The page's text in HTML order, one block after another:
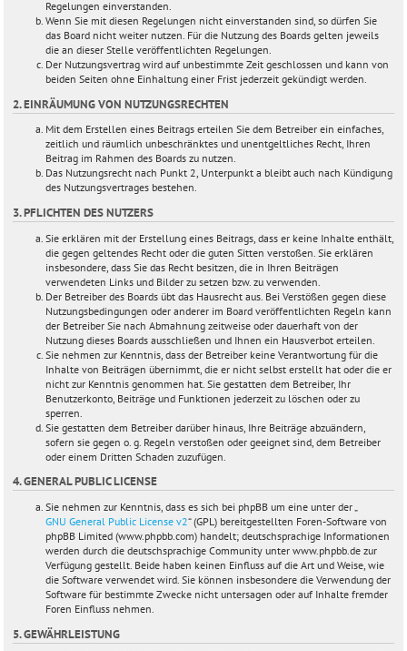
Regelungen einverstanden.
Wenn Sie mit diesen Regelungen nicht einverstanden sind, so dürfen Sie
das Board nicht weiter nutzen. Für die Nutzung des Boards gelten jeweils
die an dieser Stelle veröffentlichten Regelungen.
Der Nutzungsvertrag wird auf unbestimmte Zeit geschlossen und kann von
beiden Seiten ohne Einhaltung einer Frist jederzeit gekündigt werden.
2. EINRÄUMUNG VON NUTZUNGSRECHTEN
Mit dem Erstellen eines Beitrags erteilen Sie dem Betreiber ein einfaches,
zeitlich und räumlich unbeschränktes und unentgeltliches Recht, Ihren
Beitrag im Rahmen des Boards zu nutzen.
Das Nutzungsrecht nach Punkt 2, Unterpunkt a bleibt auch nach Kündigung
des Nutzungsvertrages bestehen.
3. PFLICHTEN DES NUTZERS
Sie erklären mit der Erstellung eines Beitrags, dass er keine Inhalte enthält,
die gegen geltendes Recht oder die guten Sitten verstoßen. Sie erklären
insbesondere, dass Sie das Recht besitzen, die in Ihren Beiträgen
verwendeten Links und Bilder zu setzen bzw. zu verwenden.
Der Betreiber des Boards übt das Hausrecht aus. Bei Verstößen gegen diese
Nutzungsbedingungen oder anderer im Board veröffentlichten Regeln kann
der Betreiber Sie nach Abmahnung zeitweise oder dauerhaft von der
Nutzung dieses Boards ausschließen und Ihnen ein Hausverbot erteilen.
Sie nehmen zur Kenntnis, dass der Betreiber keine Verantwortung für die
Inhalte von Beiträgen übernimmt, die er nicht selbst erstellt hat oder die er
nicht zur Kenntnis genommen hat. Sie gestatten dem Betreiber, Ihr
Benutzerkonto, Beiträge und Funktionen jederzeit zu löschen oder zu
sperren.
Sie gestatten dem Betreiber darüber hinaus, Ihre Beiträge abzuändern,
sofern sie gegen o. g. Regeln verstoßen oder geeignet sind, dem Betreiber
oder einem Dritten Schaden zuzufügen.
4. GENERAL PUBLIC LICENSE
Sie nehmen zur Kenntnis, dass es sich bei phpBB um eine unter der „
GNU General Public License v2“ (GPL) bereitgestellten Foren-Software von
phpBB Limited (www.phpbb.com) handelt; deutschsprachige Informationen
werden durch die deutschsprachige Community unter www.phpbb.de zur
Verfügung gestellt. Beide haben keinen Einfluss auf die Art und Weise, wie
die Software verwendet wird. Sie können insbesondere die Verwendung der
Software für bestimmte Zwecke nicht untersagen oder auf Inhalte fremder
Foren Einfluss nehmen.
5. GEWÄHRLEISTUNG